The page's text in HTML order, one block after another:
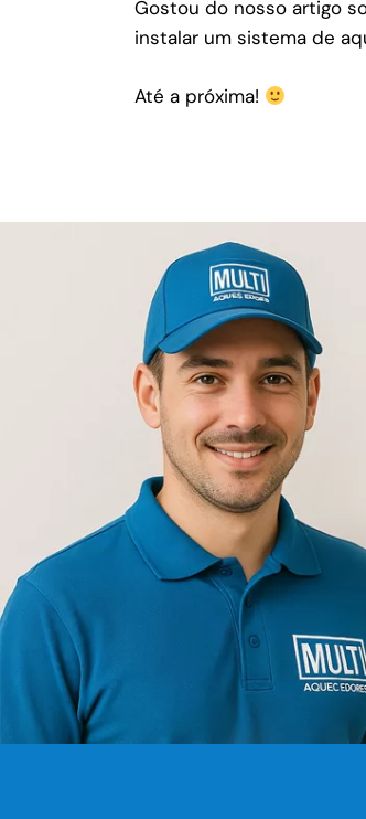
Gostou do nosso artigo
instalar um sistema de
Até a próxima!